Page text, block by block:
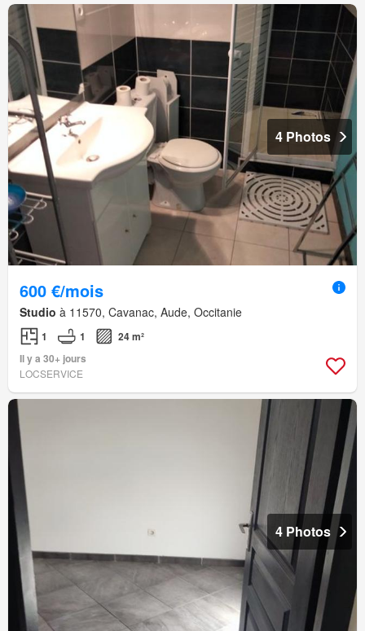
4 Photos
600 €/mois
Studio à 11570, Cavanac, Aude, Occitanie
1 1
24 m²
Il y a 30+ jours
LOCSERVICE
4 Photos